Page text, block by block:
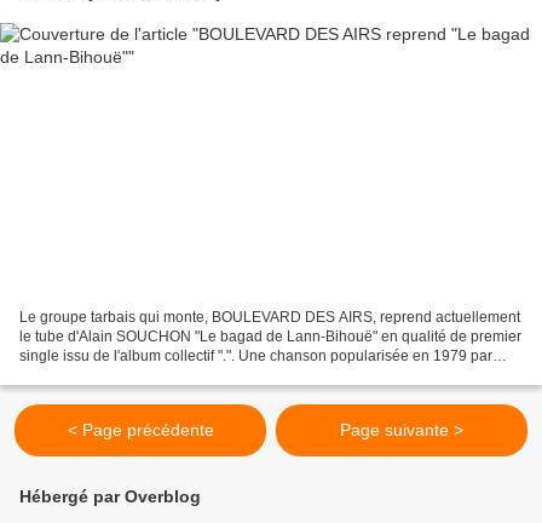
Le groupe tarbais qui monte, BOULEVARD DES AIRS, reprend actuellement
le tube d'Alain SOUCHON "Le bagad de Lann-Bihouë" en qualité de premier
single issu de l'album collectif ".". Une chanson popularisée en 1979 par
< Page précédente Page suivante >
Hébergé par Overblog